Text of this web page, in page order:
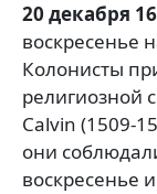
20 декабря
воскресенье
Колонисты
религиозной
Calvin (1509-
они
воскресенье